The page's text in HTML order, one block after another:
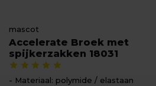
mascot
Accelerate Broek met
spijkerzakken 18031
Materiaal: polymide / elastaan